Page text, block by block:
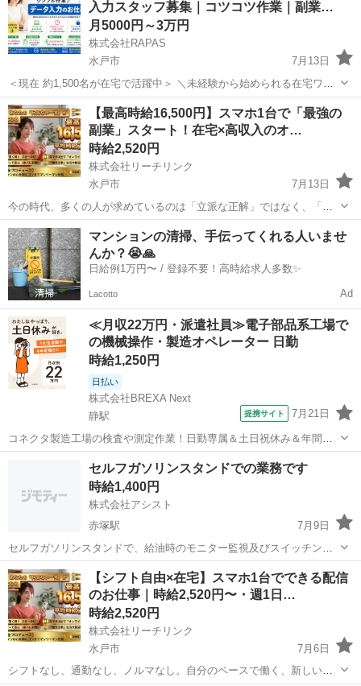
も歓迎です。 ...
入力スタッフ募集｜コツコツ作業｜副業…
月5000円～3万円
株式会社RAPAS
水戸市
7月13日
＜現在 約1,500名が在宅で活躍中＞ ＼未経験から始められる在宅ワー
クです／ 24時間365日いつでも作業可能！ 好きな時間に、コツコツ進
められるシンプルな作業です パソコンに表示される画像データを確
認...
茨城 水戸市 その他
【最高時給16,500円】スマホ1台で「最強の
副業」スタート！在宅×高収入のオ…
時給2,520円
株式会社リーチリンク
水戸市
7月13日
今の時代、多くの人が求めているのは「立派な正解」ではなく、「同
じ目線で語り合える場所」です。 あなたが人生で乗り越えた経験や、
日々のリアルな想いを発信するだけで、それは誰かにとっての「価
値」に変わります。 【仕事内容...
茨城 水戸市 時給
マンションの清掃、手伝ってくれる人いませ
んか？😭🙏
日給例1万円〜 / 登録不要！高時給求人多数✨
Lacotto Ad
≪月収22万円・派遣社員≫電子部品系工場で
の機械操作・製造オペレーター 日勤
時給1,250円
日払い
株式会社BREXA Next
静駅
提携サイト 7月21日
コネクタ製造工場の検査や測定作業！日勤専属＆土日祝休み＆年間休
日128日★クリーンルーム内作業★マイカー通勤OK＆無料駐車場あり
★就業先食堂利用可！日払い制度あり！《茨城県常陸大宮市》 人気の
工場のお仕事 ◇コネクタ製造工...
静駅 その他
セルフガソリンスタンドでの業務です
時給1,400円
株式会社アシスト
赤塚駅
7月9日
セルフガソリンスタンドで、給油時のモニター監視及びスイッチン
グ、洗車後や車両メンテナンスの補助作業などを行っていただきま
す。 乙四資格がない方も応募できます。 交通費別途支給します。
茨城 水戸市 赤塚駅 その他 セルフ
【シフト自由×在宅】スマホ1台でできる配信
のお仕事｜時給2,520円〜・週1日…
時給2,520円
株式会社リーチリンク
水戸市
7月6日
シフトなし、通勤なし、ノルマなし。自分のペースで働く、新しい選